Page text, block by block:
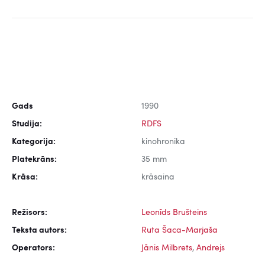
Gads 1990
Studija: RDFS
Kategorija: kinohronika
Platekrāns: 35 mm
Krāsa: krāsaina
Režisors: Leonīds Brušteins
Teksta autors: Ruta Šaca-Marjaša
Operators: Jānis Milbrets, Andrejs